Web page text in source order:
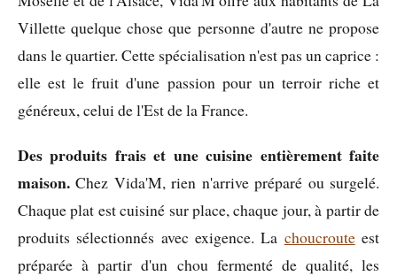
Villette quelque chose que personne d'autre ne propose
dans le quartier. Cette spécialisation n'est pas un caprice :
elle est le fruit d'une passion pour un terroir riche et
généreux, celui de l'Est de la France.
Des produits frais et une cuisine entièrement faite
maison. Chez Vida'M, rien n'arrive préparé ou surgelé.
Chaque plat est cuisiné sur place, chaque jour, à partir de
produits sélectionnés avec exigence. La choucrouteest
préparée à partir d'un chou fermenté de qualité, les